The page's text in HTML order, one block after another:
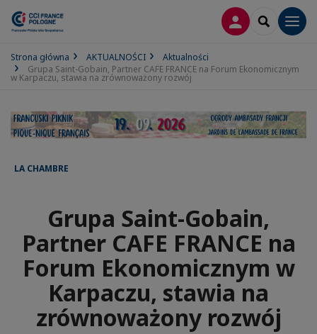
LOGOWANIE
SEARCH
Strona główna AKTUALNOŚCI
Aktualności
Grupa Saint-Gobain, Partner CAFE FRANCE na Forum Ekonomicznym
w Karpaczu, stawia na zrównoważony rozwój
LA CHAMBRE
Grupa Saint-Gobain,
Partner CAFE FRANCE na
Forum Ekonomicznym w
Karpaczu, stawia na
zrównoważony rozwój